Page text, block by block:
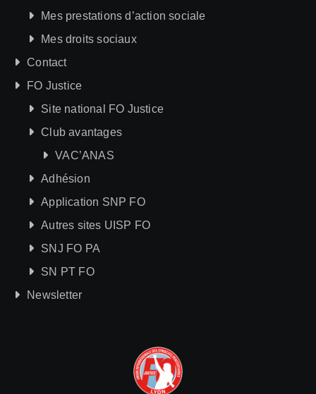
Mes prestations d’action sociale
Mes droits sociaux
Contact
FO Justice
Site national FO Justice
Club avantages
VAC’ANAS
Adhésion
Application SNP FO
Autres sites UISP FO
SNJ FO PA
SN PT FO
Newsletter